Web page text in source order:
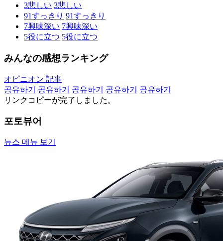
3悲しい 3悲しい
91すっきり 91すっきり
7興味深い 7興味深い
5役に立つ 5役に立つ
みんなの感想ランキング
オピニオン 記事
공유하기
공유하기 공유하기 공유하기
공유하기
リンクコピーが完了しました。
포토뷰어
뉴스 메뉴 보기